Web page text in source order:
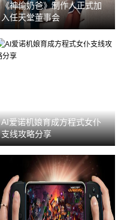
《神偷奶爸》制作人正式加
入任天堂董事会
AI爱诺机娘育成方程式女仆
支线攻略分享